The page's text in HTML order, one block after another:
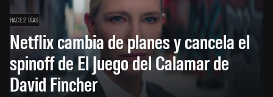
HACE 2 DÍAS
Netflix cambia de planes y cancela el
spinoff de El Juego del Calamar de
David Fincher